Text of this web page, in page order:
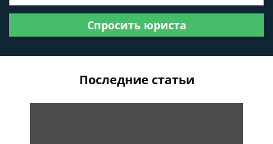
Спросить юриста
Последние статьи